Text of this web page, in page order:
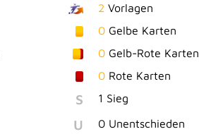
2 Vorlagen
0Gelbe Karten
0Gelb-Rote Karten
0Rote Karten
S 1 Sieg
U 0 Unentschieden